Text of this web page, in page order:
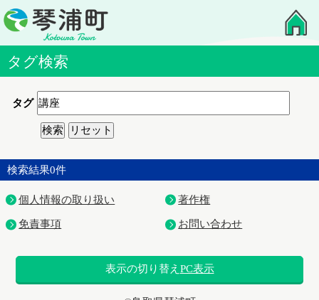
タグ検索
タグ
検索結果0件
個人情報の取り扱い 著作権
免責事項 お問い合わせ
表示の切り替え PC表示